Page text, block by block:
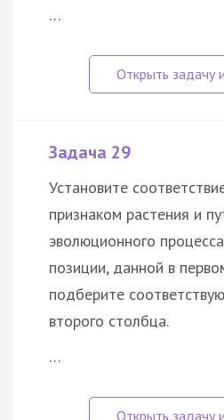
…
Задача 29
Установите
признаком растения и
эволюционного
позиции, данной в
подберите
второго столбца.
…